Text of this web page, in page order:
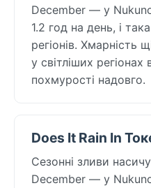
December — у
1.2 год на день, і
регіонів. Хмарність
у світліших
похмурості надовго.
Does It Rain In
Сезонні зливи
December — у